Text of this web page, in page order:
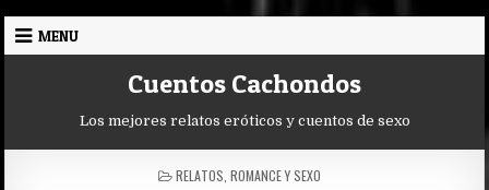
Skip
MENU
Cuentos Cachondos
Los mejores relatos eróticos y cuentos de sexo
POSTED
RELATOS ROMANCE Y SEXO